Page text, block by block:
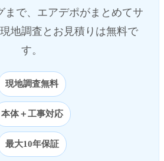
まで、エアデポがまとめてサ
地調査とお見積りは無料で
す。
現地調査無料
本体＋工事対応
最大10年保証